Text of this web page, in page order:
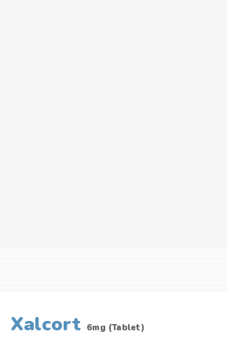
Xalcort 6mg (Tablet)